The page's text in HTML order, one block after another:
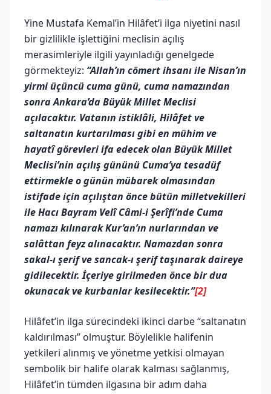
Yine Mustafa Kemal’in Hilâfet’i ilga niyetini nasıl
bir gizlilikle işlettiğini meclisin açılış
merasimleriyle ilgili yayınladığı genelgede
görmekteyiz: “Allah’ın cömert ihsanı ile Nisan’ın
yirmi üçüncü cuma günü, cuma namazından
sonra Ankara’da Büyük Millet Meclisi
açılacaktır. Vatanın istiklâli, Hilâfet ve
saltanatın kurtarılması gibi en mühim ve
hayatî görevleri ifa edecek olan Büyük Millet
Meclisi’nin açılış gününü Cuma’ya tesadüf
ettirmekle o günün mübarek olmasından
istifade için açılıştan önce bütün milletvekilleri
ile Hacı Bayram Velî Câmi-i Şerîfi’nde Cuma
namazı kılınarak Kur’an’ın nurlarından ve
salâttan feyz alınacaktır. Namazdan sonra
sakal-ı şerif ve sancak-ı şerif taşınarak daireye
gidilecektir. İçeriye girilmeden önce bir dua
okunacak ve kurbanlar kesilecektir.”[2]
Hilâfet’in ilga sürecindeki ikinci darbe “saltanatın
kaldırılması” olmuştur. Böylelikle halifenin
yetkileri alınmış ve yönetme yetkisi olmayan
sembolik bir halife olarak kalması sağlanmış,
Hilâfet’in tümden ilgasına bir adım daha